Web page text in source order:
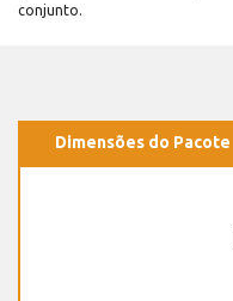
conjunto.
Dimensões do Pacote